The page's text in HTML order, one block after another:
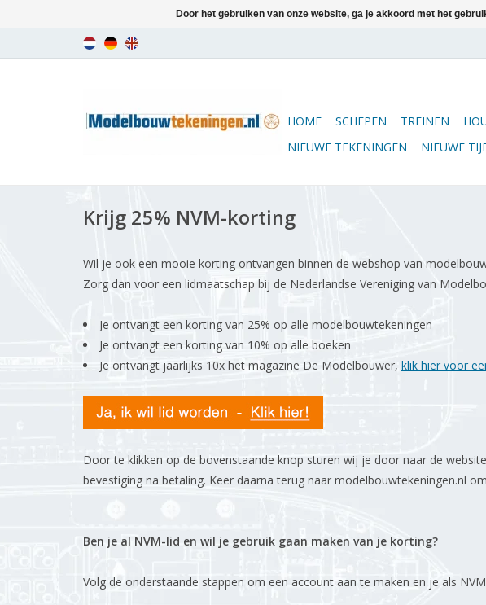
HOME SCHEPEN TREINEN
NIEUWE TEKENINGEN
NIEUWE
Krijg 25% NVM-korting
Wil je ook een mooie korting ontvangen binnen de webshop van
Zorg dan voor een lidmaatschap bij de Nederlandse Vereniging van
Je ontvangt een korting van 25% op alle modelbouwtekeningen
Je ontvangt een korting van 10% op alle boeken
Je ontvangt jaarlijks 10x het magazine De Modelbouwer, klik hier voor
Door te klikken op de bovenstaande knop sturen wij je door naar de
bevestiging na betaling. Keer daarna terug naar modelbouwtekeningen.nl
Ben je al NVM-lid en wil je gebruik gaan maken van je korting?
Volg de onderstaande stappen om een account aan te maken en je als
Door het gebruiken van onze website, ga je akkoord met het